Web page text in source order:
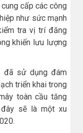
cấp các công
như sức mạnh
tra vị trí đăng
khiến lưu lượng
đã sử dụng đám
triển khai trong
toàn cầu tăng
sẽ là một xu